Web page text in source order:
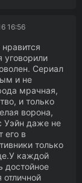
16:56
уговорили
Сериал
и не
мрачная,
и только
ворона,
Уэйн даже не
его в
только
каждой
достойное
отличной